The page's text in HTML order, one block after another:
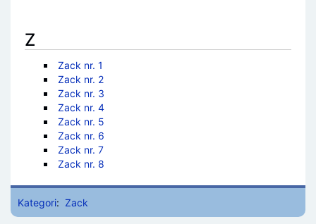
Z
Zack nr. 1
Zack nr. 2
Zack nr. 3
Zack nr. 4
Zack nr. 5
Zack nr. 6
Zack nr. 7
Zack nr. 8
Kategori: Zack